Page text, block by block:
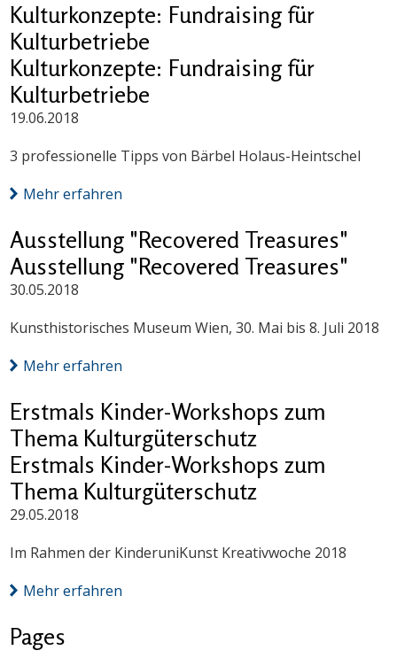
Kulturkonzepte: Fundraising für
Kulturbetriebe
Kulturkonzepte: Fundraising für
Kulturbetriebe
19.06.2018
3 professionelle Tipps von Bärbel Holaus-Heintschel
Mehr erfahren
Ausstellung "Recovered Treasures"
Ausstellung "Recovered Treasures"
30.05.2018
Kunsthistorisches Museum Wien, 30. Mai bis 8. Juli 2018
Mehr erfahren
Erstmals Kinder-Workshops zum
Thema Kulturgüterschutz
Erstmals Kinder-Workshops zum
Thema Kulturgüterschutz
29.05.2018
Im Rahmen der KinderuniKunst Kreativwoche 2018
Mehr erfahren
Pages